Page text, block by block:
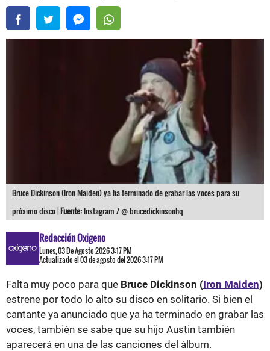
Bruce Dickinson (Iron Maiden) ya ha terminado de grabar las voces para su
próximo disco |Fuente: Instagram / @ brucedickinsonhq
Redacción Oxigeno
Lunes, 03 De Agosto 2026 3:17 PM
Actualizado el 03 de agosto del 2026 3:17 PM
Falta muy poco para que Bruce Dickinson (Iron Maiden)
estrene por todo lo alto su disco en solitario. Si bien el
cantante ya anunciado que ya ha terminado en grabar las
voces, también se sabe que su hijo Austin también
aparecerá en una de las canciones del álbum.